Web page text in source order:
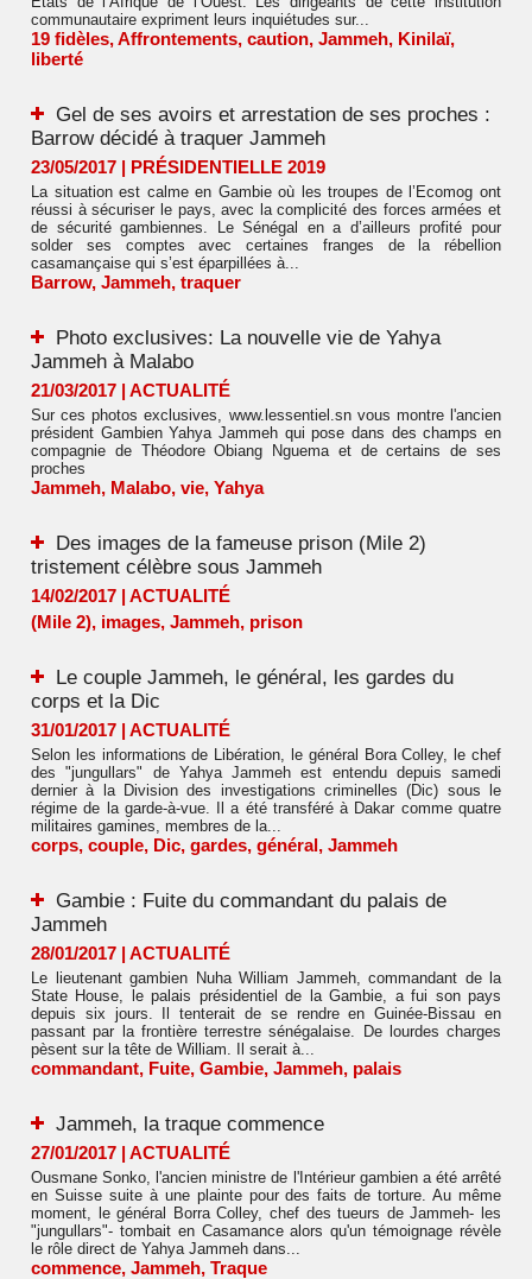
communautaire expriment leurs inquiétudes sur...
19 fidèles,Affrontements, caution, Jammeh, Kinilaï,
liberté
Gel de ses avoirs et arrestation de ses proches :
Barrow décidé à traquer Jammeh
23/05/2017 | PRÉSIDENTIELLE 2019
La situation est calme en Gambie où les troupes de l’Ecomog ont
réussi à sécuriser le pays, avec la complicité des forces armées et
de sécurité gambiennes. Le Sénégal en a d’ailleurs profité pour
solder ses comptes avec certaines franges de la rébellion
casamançaise qui s’est éparpillées à...
Barrow, Jammeh, traquer
Photo exclusives: La nouvelle vie de Yahya
Jammeh à Malabo
21/03/2017 | ACTUALITÉ
Sur ces photos exclusives, www.lessentiel.sn vous montre l'ancien
président Gambien Yahya Jammeh qui pose dans des champs en
compagnie de Théodore Obiang Nguema et de certains de ses
proches
Jammeh, Malabo, vie, Yahya
Des images de la fameuse prison (Mile 2)
tristement célèbre sous Jammeh
14/02/2017 | ACTUALITÉ
(Mile 2), images, Jammeh, prison
Le couple Jammeh, le général, les gardes du
corps et la Dic
31/01/2017 | ACTUALITÉ
Selon les informations de Libération, le général Bora Colley, le chef
des "jungullars" de Yahya Jammeh est entendu depuis samedi
dernier à la Division des investigations criminelles (Dic) sous le
régime de la garde-à-vue. Il a été transféré à Dakar comme quatre
militaires gamines, membres de la...
corps, couple, Dic, gardes, général, Jammeh
Gambie : Fuite du commandant du palais de
Jammeh
28/01/2017 | ACTUALITÉ
Le lieutenant gambien Nuha William Jammeh, commandant de la
State House, le palais présidentiel de la Gambie, a fui son pays
depuis six jours. Il tenterait de se rendre en Guinée-Bissau en
passant par la frontière terrestre sénégalaise. De lourdes charges
pèsent sur la tête de William. Il serait à...
commandant, Fuite, Gambie, Jammeh, palais
Jammeh, la traque commence
27/01/2017 | ACTUALITÉ
Ousmane Sonko, l'ancien ministre de l'Intérieur gambien a été arrêté
en Suisse suite à une plainte pour des faits de torture. Au même
moment, le général Borra Colley, chef des tueurs de Jammeh- les
"jungullars"- tombait en Casamance alors qu'un témoignage révèle
le rôle direct de Yahya Jammeh dans...
commence, Jammeh, Traque